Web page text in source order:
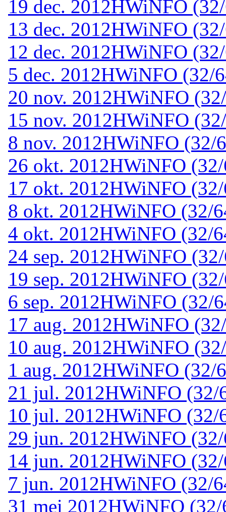
19 dec. 2012HWiNFO
13 dec. 2012HWiNFO
12 dec. 2012HWiNFO
5 dec. 2012HWiNFO (32/
20 nov. 2012HWiNFO
15 nov. 2012HWiNFO
8 nov. 2012HWiNFO (32/
26 okt. 2012HWiNFO
17 okt. 2012HWiNFO
8 okt. 2012HWiNFO (32/
4 okt. 2012HWiNFO (32/
24 sep. 2012HWiNFO
19 sep. 2012HWiNFO
6 sep. 2012HWiNFO (32/
17 aug. 2012HWiNFO
10 aug. 2012HWiNFO
1 aug. 2012HWiNFO (32/
21 jul. 2012HWiNFO (32/
10 jul. 2012HWiNFO (32/
29 jun. 2012HWiNFO
14 jun. 2012HWiNFO
7 jun. 2012HWiNFO (32/
31 mei 2012HWiNFO